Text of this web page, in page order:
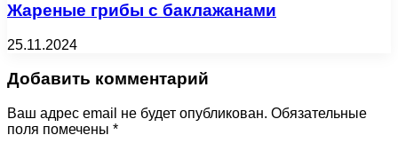
Жареные грибы с баклажанами
25.11.2024
Добавить комментарий
Ваш адрес email не будет опубликован. Обязательные
поля помечены *